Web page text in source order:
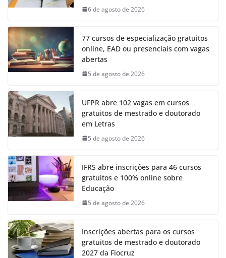
6 de agosto de 2026
77 cursos de especialização gratuitos
online, EAD ou presenciais com vagas
abertas
5 de agosto de 2026
UFPR abre 102 vagas em cursos
gratuitos de mestrado e doutorado
em Letras
5 de agosto de 2026
IFRS abre inscrições para 46 cursos
gratuitos e 100% online sobre
Educação
5 de agosto de 2026
Inscrições abertas para os cursos
gratuitos de mestrado e doutorado
2027 da Fiocruz